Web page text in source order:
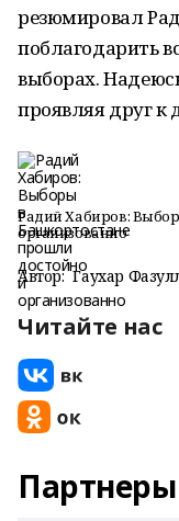
резюмировал
поблагодарить
выборах.
проявляя друг к
Радий Хабиров:
организованно
Автор: Гаухар
Читайте нас
Партнеры